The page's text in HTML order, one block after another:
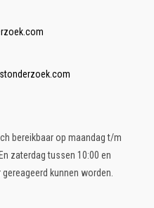
bereikbaar op maandag t/m
zaterdag tussen 10:00 en
kunnen worden.